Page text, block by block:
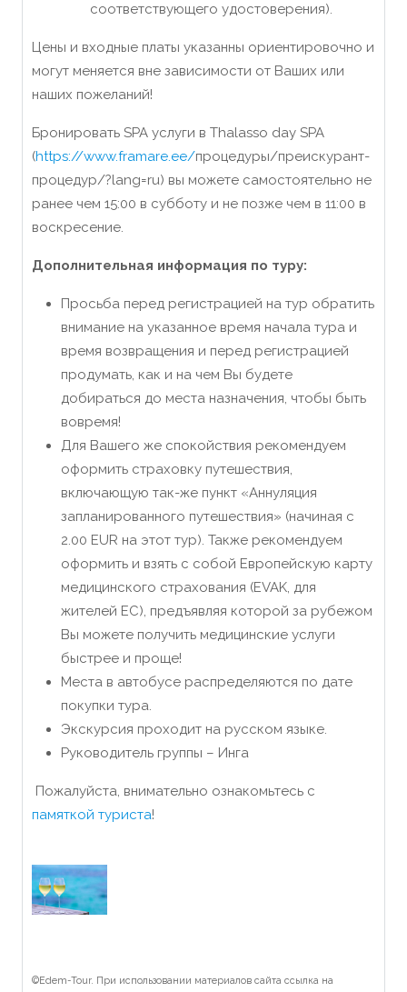
соответствующего удостоверения).
Цены и входные платы указанны ориентировочно и
могут меняется вне зависимости от Ваших или
наших пожеланий!
Бронировать SPA услуги в Thalasso day SPA
(https://www.framare.ee/процедуры/преискурант-
процедур/?lang=ru) вы можете самостоятельно не
ранее чем 15:00 в субботу и не позже чем в 11:00 в
воскресение.
Дополнительная информация по туру:
Просьба перед регистрацией на тур обратить
внимание на указанное время начала тура и
время возвращения и перед регистрацией
продумать, как и на чем Вы будете
добираться до места назначения, чтобы быть
вовремя!
Для Вашего же спокойствия рекомендуем
оформить страховку путешествия,
включающую так-же пункт «Аннуляция
запланированного путешествия» (начиная с
2.00 EUR на этот тур). Также рекомендуем
оформить и взять с собой Европейскую карту
медицинского страхования (EVAK, для
жителей ЕС), предъявляя которой за рубежом
Вы можете получить медицинские услуги
быстрее и проще!
Места в автобусе распределяются по дате
покупки тура.
Экскурсия проходит на русском языке.
Руководитель группы – Инга
Пожалуйста, внимательно ознакомьтесь с
памяткой туриста!
©Edem-Tour. При использовании материалов сайта ссылка на